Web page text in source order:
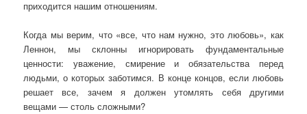
приходится нашим отношениям.
Когда мы верим, что «все, что нам нужно, это любовь», как
Леннон, мы склонны игнорировать фундаментальные
ценности: уважение, смирение и обязательства перед
людьми, о которых заботимся. В конце концов, если любовь
решает все, зачем я должен утомлять себя другими
вещами — столь сложными?